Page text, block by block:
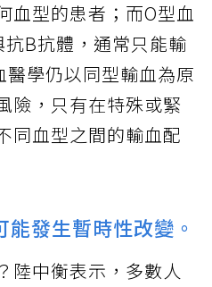
血型的患者；而O型血
B抗體，通常只能輸
學仍以同型輸血為原
險，只有在特殊或緊
同血型之間的輸血配
發生暫時性改變。
陸中衡表示，多數人